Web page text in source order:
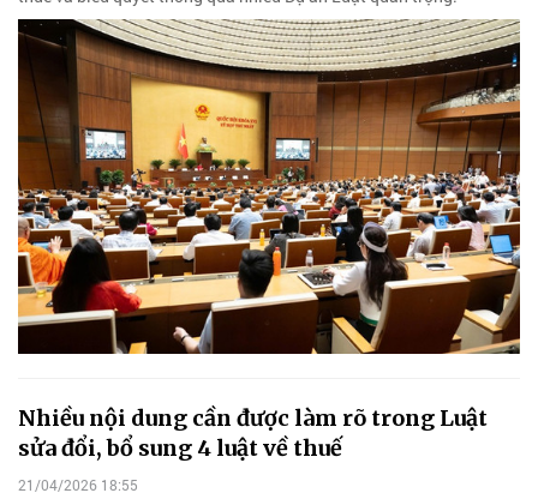
Nhiều nội dung cần được làm rõ trong Luật
sửa đổi, bổ sung 4 luật về thuế
21/04/2026 18:55